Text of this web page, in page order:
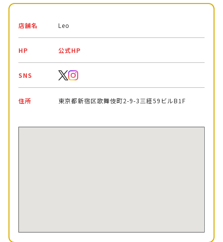
店舗名 Leo
HP 公式HP
SNS
住所 東京都新宿区歌舞伎町2-9-3三経59ビルB1F